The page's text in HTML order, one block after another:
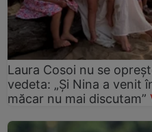
Laura Cosoi nu se
vedeta: „Și Nina a venit
măcar nu mai discutam”